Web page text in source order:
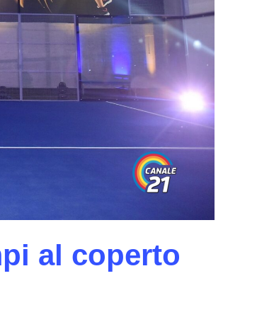
al coperto